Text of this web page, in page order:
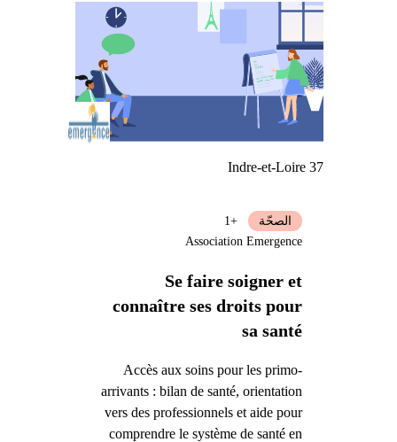
Indre-et-Loire 37
Se faire soigner et
connaître ses droits pour
sa santé
Accès aux soins pour les primo-
arrivants : bilan de santé, orientation
vers des professionnels et aide pour
comprendre le système de santé en
الصحّة
+1
Association Emergence